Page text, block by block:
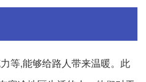
等,能够给路人带来温暖。此